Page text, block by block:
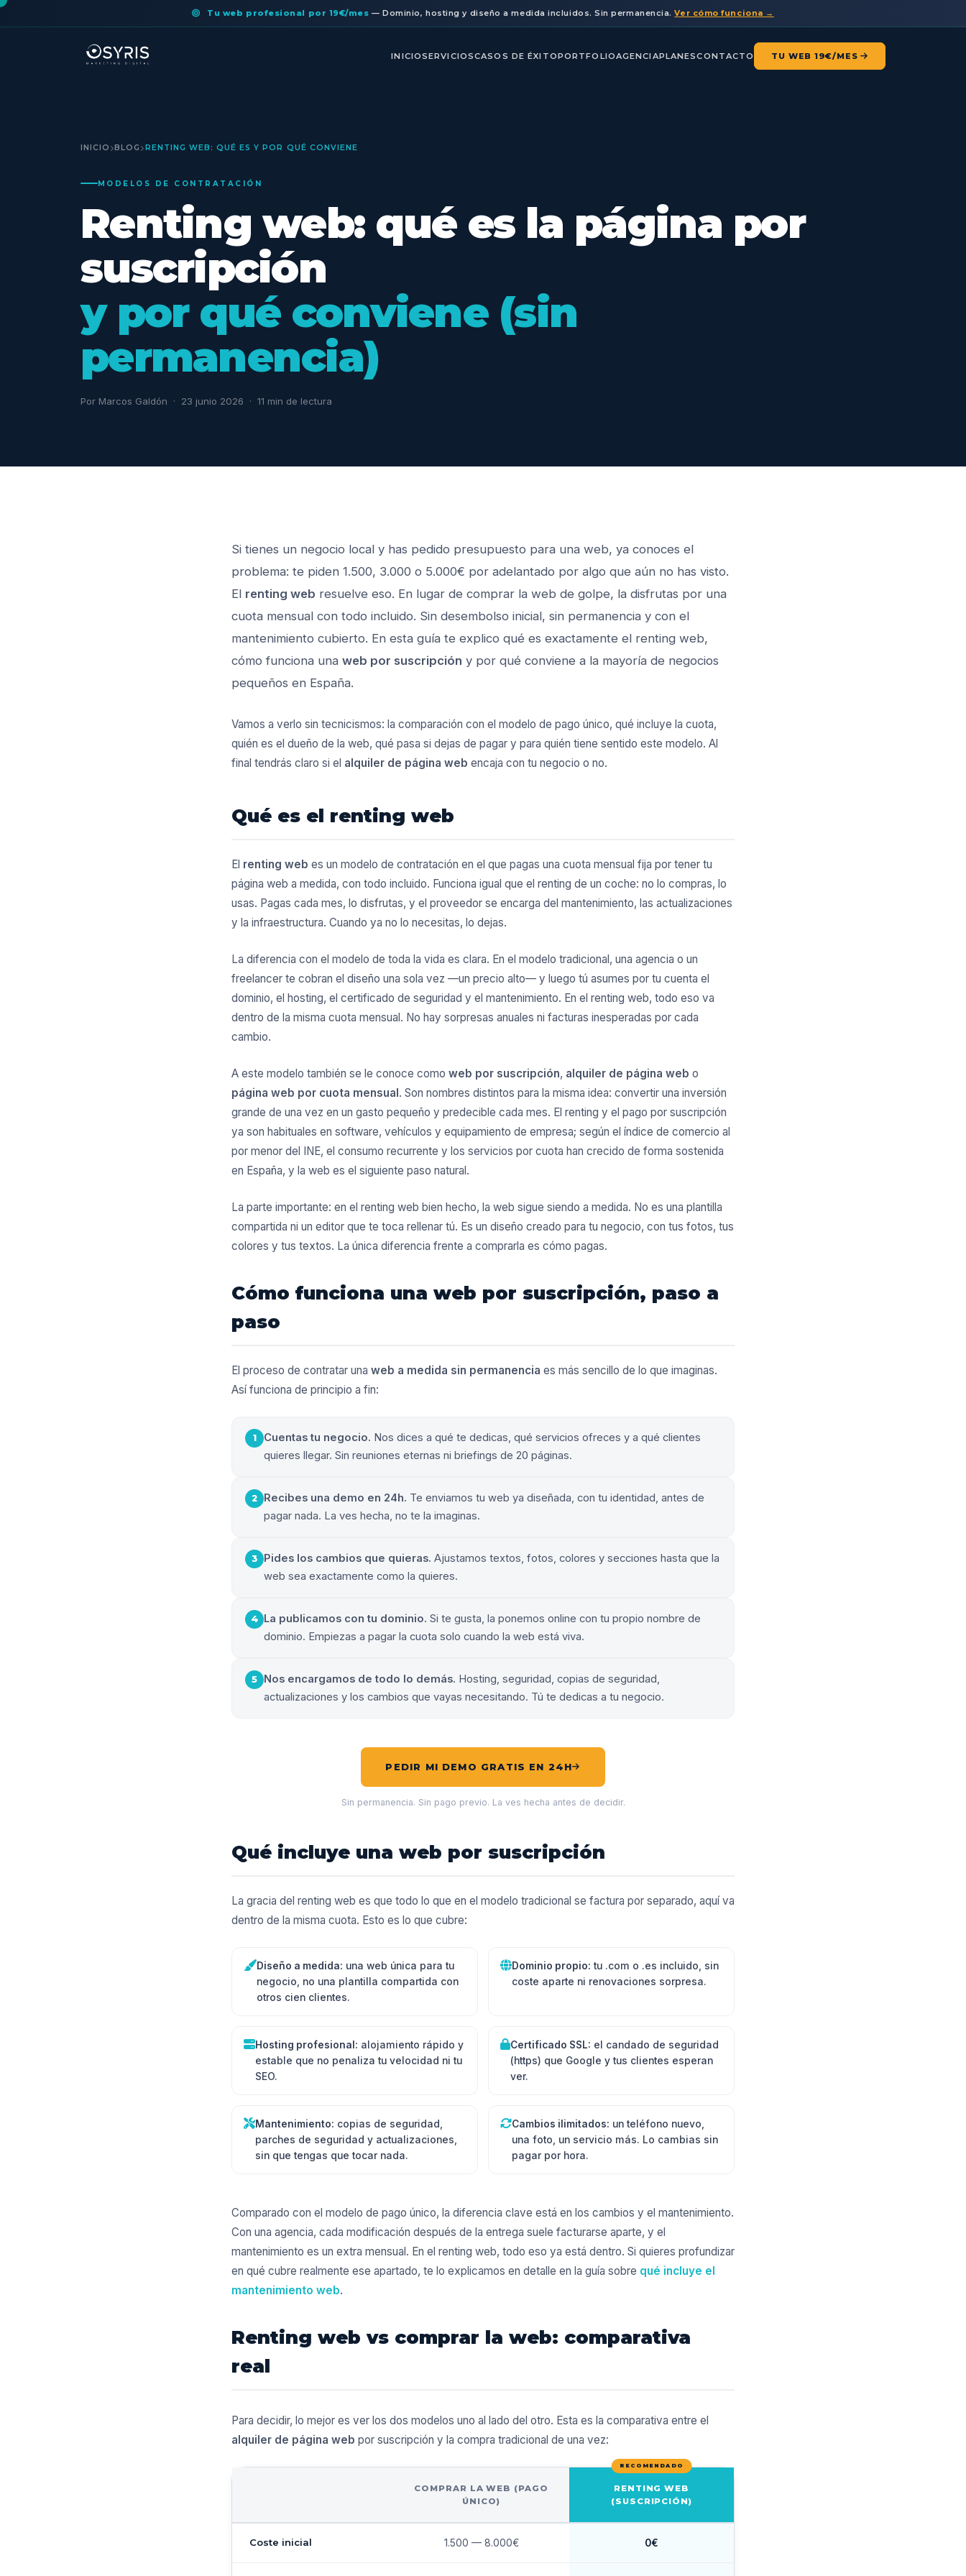
Tu web profesional por 19€/mes — Dominio, hosting y diseño a medida incluidos. Sin permanencia.Ver cómo funciona →
INICIOSERVICIOSCASOS DE ÉXITOPORTFOLIOAGENCIAPLANESCONTACTO TU WEB 19€/MES
INICIO BLOG RENTING WEB: QUÉ ES Y POR QUÉ CONVIENE
MODELOS DE CONTRATACIÓN
Renting web: qué es la página por
suscripción
y por qué conviene (sin
permanencia)
Por Marcos Galdón · 23 junio 2026 · 11 min de lectura
Si tienes un negocio local y has pedido presupuesto para una web, ya conoces el
problema: te piden 1.500, 3.000 o 5.000€ por adelantado por algo que aún no has visto.
El renting web resuelve eso. En lugar de comprar la web de golpe, la disfrutas por una
cuota mensual con todo incluido. Sin desembolso inicial, sin permanencia y con el
mantenimiento cubierto. En esta guía te explico qué es exactamente el renting web,
cómo funciona una web por suscripción y por qué conviene a la mayoría de negocios
pequeños en España.
Vamos a verlo sin tecnicismos: la comparación con el modelo de pago único, qué incluye la cuota,
quién es el dueño de la web, qué pasa si dejas de pagar y para quién tiene sentido este modelo. Al
final tendrás claro si el alquiler de página web encaja con tu negocio o no.
Qué es el renting web
El renting web es un modelo de contratación en el que pagas una cuota mensual fija por tener tu
página web a medida, con todo incluido. Funciona igual que el renting de un coche: no lo compras, lo
usas. Pagas cada mes, lo disfrutas, y el proveedor se encarga del mantenimiento, las actualizaciones
y la infraestructura. Cuando ya no lo necesitas, lo dejas.
La diferencia con el modelo de toda la vida es clara. En el modelo tradicional, una agencia o un
freelancer te cobran el diseño una sola vez —un precio alto— y luego tú asumes por tu cuenta el
dominio, el hosting, el certificado de seguridad y el mantenimiento. En el renting web, todo eso va
dentro de la misma cuota mensual. No hay sorpresas anuales ni facturas inesperadas por cada
cambio.
A este modelo también se le conoce como web por suscripción, alquiler de página web o
página web por cuota mensual. Son nombres distintos para la misma idea: convertir una inversión
grande de una vez en un gasto pequeño y predecible cada mes. El renting y el pago por suscripción
ya son habituales en software, vehículos y equipamiento de empresa; según el índice de comercio al
por menor del INE, el consumo recurrente y los servicios por cuota han crecido de forma sostenida
en España, y la web es el siguiente paso natural.
La parte importante: en el renting web bien hecho, la web sigue siendo a medida. No es una plantilla
compartida ni un editor que te toca rellenar tú. Es un diseño creado para tu negocio, con tus fotos, tus
colores y tus textos. La única diferencia frente a comprarla es cómo pagas.
Cómo funciona una web por suscripción, paso a
paso
El proceso de contratar una web a medida sin permanencia es más sencillo de lo que imaginas.
Así funciona de principio a fin:
1 Cuentas tu negocio. Nos dices a qué te dedicas, qué servicios ofreces y a qué clientes
quieres llegar. Sin reuniones eternas ni briefings de 20 páginas.
2 Recibes una demo en 24h. Te enviamos tu web ya diseñada, con tu identidad, antes de
pagar nada. La ves hecha, no te la imaginas.
3 Pides los cambios que quieras. Ajustamos textos, fotos, colores y secciones hasta que la
web sea exactamente como la quieres.
4 La publicamos con tu dominio. Si te gusta, la ponemos online con tu propio nombre de
dominio. Empiezas a pagar la cuota solo cuando la web está viva.
5 Nos encargamos de todo lo demás. Hosting, seguridad, copias de seguridad,
actualizaciones y los cambios que vayas necesitando. Tú te dedicas a tu negocio.
PEDIR MI DEMO GRATIS EN 24H
Sin permanencia. Sin pago previo. La ves hecha antes de decidir.
Qué incluye una web por suscripción
La gracia del renting web es que todo lo que en el modelo tradicional se factura por separado, aquí va
dentro de la misma cuota. Esto es lo que cubre:
Diseño a medida: una web única para tu
negocio, no una plantilla compartida con
otros cien clientes.
Dominio propio: tu .com o .es incluido, sin
coste aparte ni renovaciones sorpresa.
Hosting profesional: alojamiento rápido y
estable que no penaliza tu velocidad ni tu
SEO.
Certificado SSL: el candado de seguridad
(https) que Google y tus clientes esperan
ver.
Mantenimiento: copias de seguridad,
parches de seguridad y actualizaciones,
sin que tengas que tocar nada.
Cambios ilimitados: un teléfono nuevo,
una foto, un servicio más. Lo cambias sin
pagar por hora.
Comparado con el modelo de pago único, la diferencia clave está en los cambios y el mantenimiento.
Con una agencia, cada modificación después de la entrega suele facturarse aparte, y el
mantenimiento es un extra mensual. En el renting web, todo eso ya está dentro. Si quieres profundizar
en qué cubre realmente ese apartado, te lo explicamos en detalle en la guía sobre qué incluye el
mantenimiento web.
Renting web vs comprar la web: comparativa
real
Para decidir, lo mejor es ver los dos modelos uno al lado del otro. Esta es la comparativa entre el
alquiler de página web por suscripción y la compra tradicional de una vez:
COMPRAR LA WEB (PAGO
ÚNICO)
RENTING WEB
(SUSCRIPCIÓN)
Coste inicial 1.500 — 8.000€ 0€